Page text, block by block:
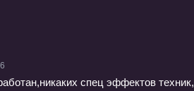
спец эффектов техник,